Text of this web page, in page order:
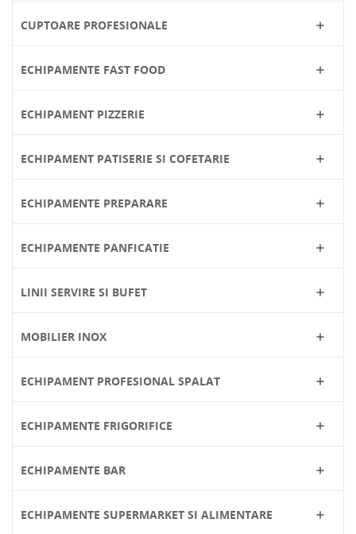
CUPTOARE PROFESIONALE 
ECHIPAMENTE FAST FOOD 
ECHIPAMENT PIZZERIE 
ECHIPAMENT PATISERIE SI COFETARIE 
ECHIPAMENTE PREPARARE 
ECHIPAMENTE PANFICATIE 
LINII SERVIRE SI BUFET 
MOBILIER INOX 
ECHIPAMENT PROFESIONAL SPALAT 
ECHIPAMENTE FRIGORIFICE 
ECHIPAMENTE BAR 
ECHIPAMENTE SUPERMARKET SI ALIMENTARE 